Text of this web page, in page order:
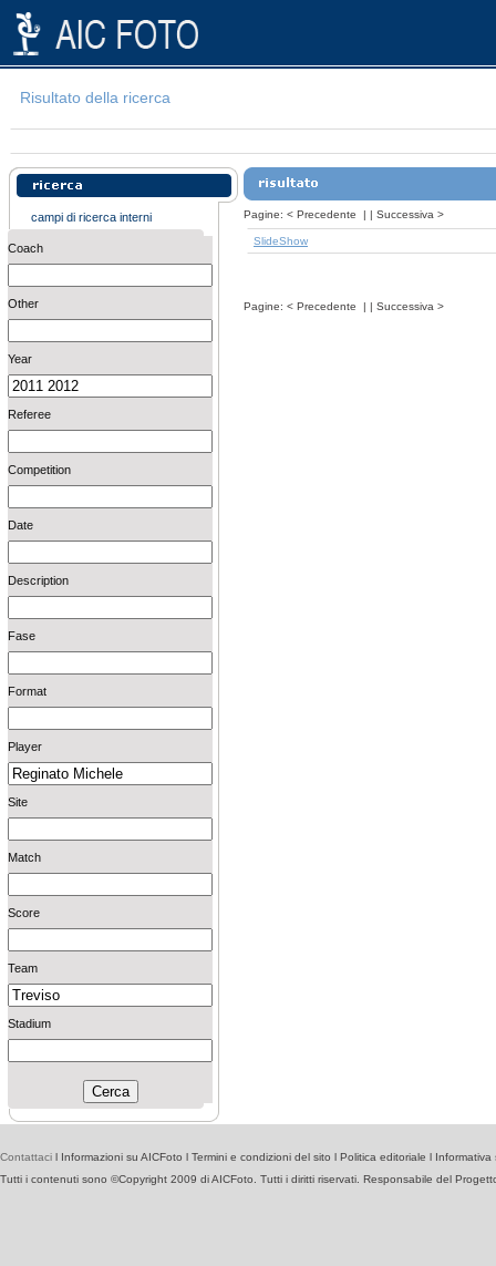
Risultato della ricerca
campi di ricerca interni
Coach
Other
Year
Referee
Competition
Date
Description
Fase
Format
Player
Site
Match
Score
Team
Stadium
Pagine: < Precedente | | Successiva >
SlideShow
Pagine: < Precedente | | Successiva >
Contattaci l Informazioni su AICFoto l Termini e condizioni del sito l Politica editoriale l Informativa
Tutti i contenuti sono ©Copyright 2009 di AICFoto. Tutti i diritti riservati. Responsabile del